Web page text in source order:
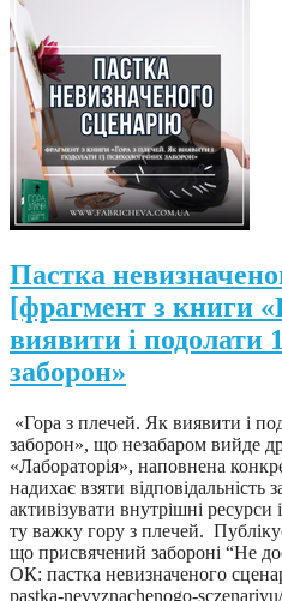
Пастка
[фрагмент з книги
виявити і подолати
заборон»
«Гора з плечей. Як виявити і
заборон», що незабаром вийде
«Лабораторія», наповнена
надихає взяти відповідальність
активізувати внутрішні
ту важку гору з плечей.
що присвячений забороні “Не
ОК: пастка невизначеного
pastka-nevyznachenogo-sczenariyu/